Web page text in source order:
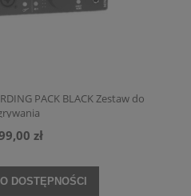
PACK BLACK Zestaw do
zł
DOSTĘPNOŚCI